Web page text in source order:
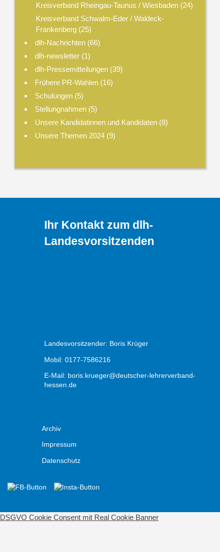
Kreisverband Rheingau-Taunus / Wiesbaden(24)
Kreisverband Schwalm-Eder / Waldeck-
Frankenberg(25)
dlh-Nachrichten (66)
dlh-newsletter (1)
dlh-Pressemitteilungen (39)
Frühere PR-Wahlen (16)
Schulungen (5)
Stellungnahmen (5)
Unsere Kandidatinnen und Kandidaten (8)
Unsere Themen 2024 (9)
Ihr Kontakt zum dlh-
Landesvorsitzenden
Landesvorsitzender: Boris Krüger
Mobil: 0177-7586216
E-Mail: boris.krueger@deutscher-lehrerverband-
hessen.de
Archiv
Impressum
Datenschutz
DSGVO Cookie Consent mit Real Cookie Banner